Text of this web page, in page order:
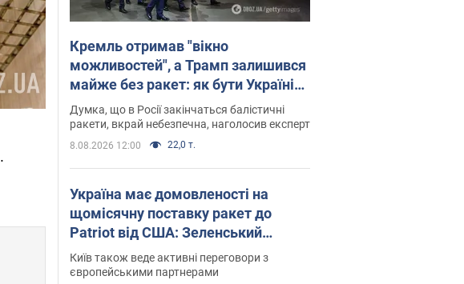
.
Кремль отримав "вікно
можливостей", а Трамп залишився
майже без ракет: як бути Україні?
Інтерв’ю з Мельником
Думка, що в Росії закінчаться балістичні
ракети, вкрай небезпечна, наголосив експерт
8.08.2026 12:00 22,0 т.
Україна має домовленості на
щомісячну поставку ракет до
Patriot від США: Зеленський
розкрив подробиці
Київ також веде активні переговори з
європейськими партнерами